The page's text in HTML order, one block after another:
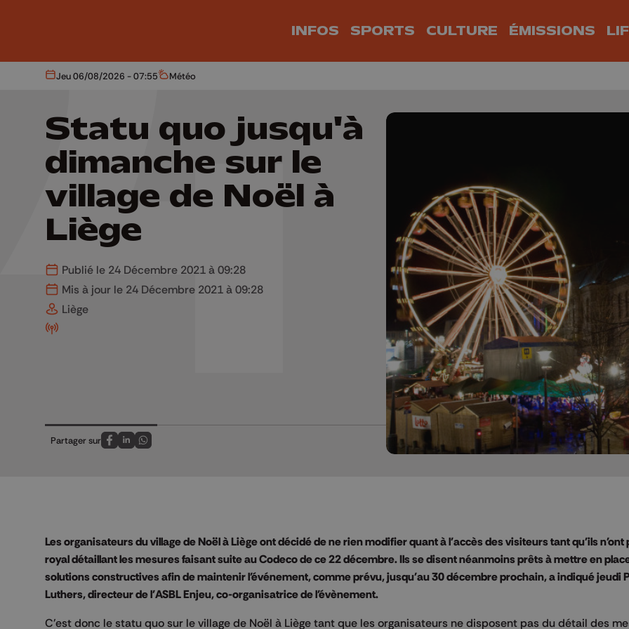
INFOS SPORTS CULTURE ÉMISSIONS
Aujourd'hui
Jeu 06/08/2026 - 07:55 Météo
Météo
Statu quo jusqu'à
dimanche sur le
village de Noël à
Liège
Publié le 24 Décembre 2021 à 09:28
Mis à jour le 24 Décembre 2021 à 09:28
Liège
Partager sur
Partagez sur FaceBook
Partagez sur LinkedIn
Partagez sur Whatsapp
Les organisateurs du village de Noël à Liège ont décidé de ne rien modifier quant à l'accès des visiteurs tant qu'ils n'ont
royal détaillant les mesures faisant suite au Codeco de ce 22 décembre. Ils se disent néanmoins prêts à mettre en
solutions constructives afin de maintenir l'événement, comme prévu, jusqu'au 30 décembre prochain, a indiqué jeudi
Luthers, directeur de l'ASBL Enjeu, co-organisatrice de l'évènement.
C'est donc le statu quo sur le village de Noël à Liège tant que les organisateurs ne disposent pas du détail des